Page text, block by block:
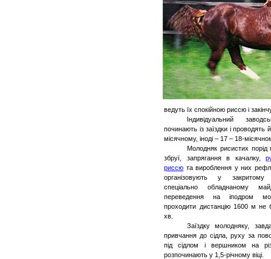
ведуть їх спокійною риссю і
Індивідуальний
починають іззаїздки і проводять
місячному, іноді – 17 – 18-
Молодняк рисистих порід
збруї, запрягання в качалку,
риссю та вироблення у них
організовують у
спеціально обладнаному
переведення на іподром
проходити дистанцію 1600 м не
хв.
Заїздку молодняку,
привчання до сідла, руху за
під сідлом і вершником на
розпочинають у 1,5-річному віці.